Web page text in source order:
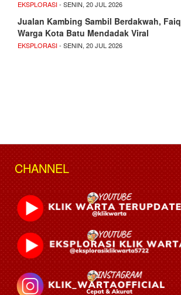
EKSPLORASI- SENIN, 20 JUL 2026
Jualan Kambing Sambil Berdakwah, Faiq
Warga Kota Batu Mendadak Viral
EKSPLORASI- SENIN, 20 JUL 2026
CHANNEL